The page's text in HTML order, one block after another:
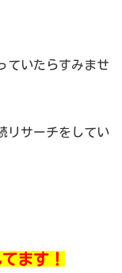
ていたらすみませ
リサーチをしてい
ます！